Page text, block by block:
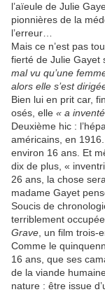
l’aïeule de Julie
pionnières de la
l’erreur…
Mais ce n’est pas
fierté de Julie Gayet
mal vu qu’une
alors elle s’est
Bien lui en prit car,
osés, elle « a
Deuxième hic :
américains, en
environ 16 ans. Et
dix de plus, «
26 ans, la chose
madame Gayet
Soucis de
terriblement
Grave , un film
Comme le
16 ans, que ses
de la viande
nature : être issue